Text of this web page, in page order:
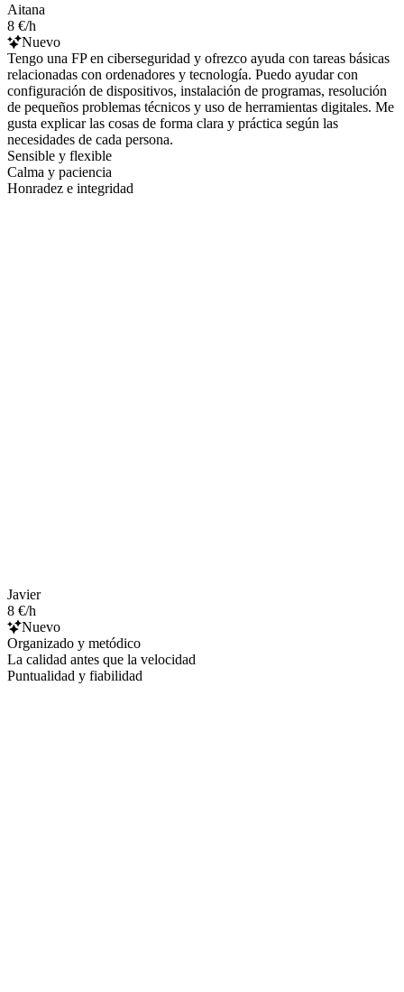
Aitana
8 €/h
Nuevo
Tengo una FP en ciberseguridad y ofrezco ayuda con tareas básicas
relacionadas con ordenadores y tecnología. Puedo ayudar con
configuración de dispositivos, instalación de programas, resolución
de pequeños problemas técnicos y uso de herramientas digitales. Me
gusta explicar las cosas de forma clara y práctica según las
necesidades de cada persona.
Sensible y flexible
Calma y paciencia
Honradez e integridad
Javier
8 €/h
Nuevo
Organizado y metódico
La calidad antes que la velocidad
Puntualidad y fiabilidad